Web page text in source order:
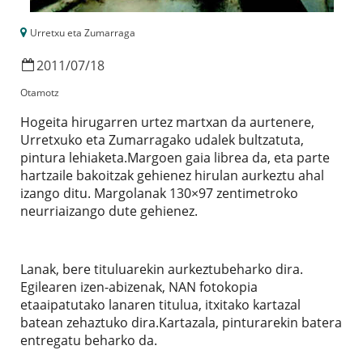
Urretxu eta Zumarraga
2011/07/18
Otamotz
Hogeita hirugarren urtez martxan da aurtenere,
Urretxuko eta Zumarragako udalek bultzatuta,
pintura lehiaketa.Margoen gaia librea da, eta parte
hartzaile bakoitzak gehienez hirulan aurkeztu ahal
izango ditu. Margolanak 130×97 zentimetroko
neurriaizango dute gehienez.
Lanak, bere tituluarekin aurkeztubeharko dira.
Egilearen izen-abizenak, NAN fotokopia
etaaipatutako lanaren titulua, itxitako kartazal
batean zehaztuko dira.Kartazala, pinturarekin batera
entregatu beharko da.